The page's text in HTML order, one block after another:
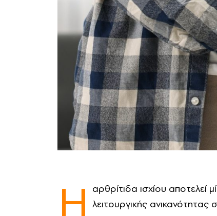
Η αρθρίτιδα ισχίου αποτελεί
λειτουργικής ανικανότητας